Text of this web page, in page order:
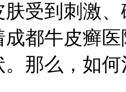
肤受到刺激
成都牛皮癣
。那么，如